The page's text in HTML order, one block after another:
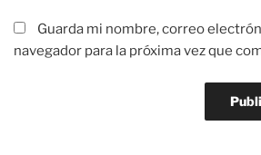
Guarda mi nombre, correo
navegador para la próxima vez que